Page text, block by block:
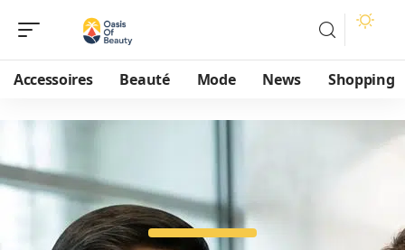
Accessoires Beauté Mode News Shopping